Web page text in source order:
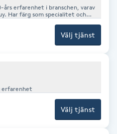
års erfarenhet i branschen, varav
Har färg som specialitet och
och PPD fria färg. Jobbar med
produkter. Utför även
gör Brazilian Blow Drys (Alfa Parf)
Välj tjänst
erfarenhet
Välj tjänst